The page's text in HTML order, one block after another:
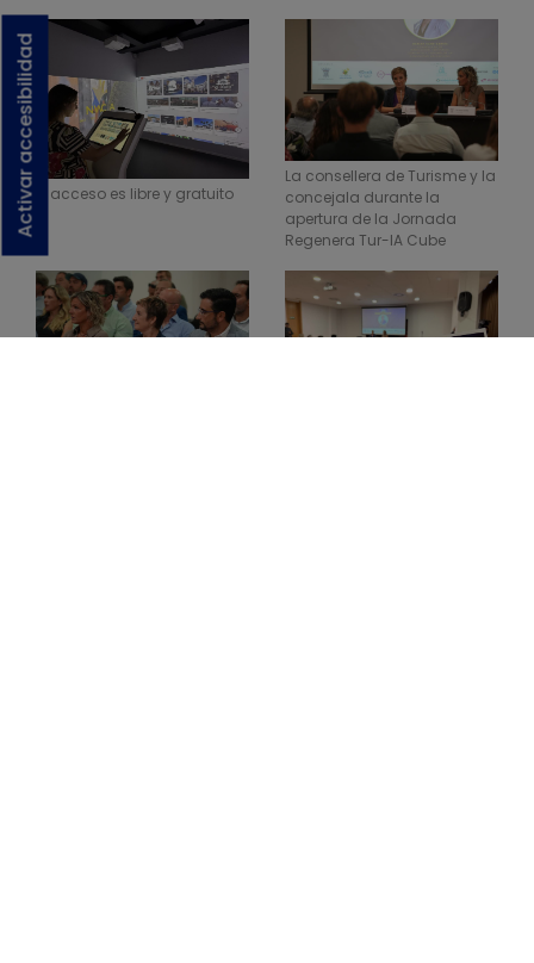
Activar accesibilidad El acceso es libre y gratuito
La consellera de Turisme y la
concejala durante la
apertura de la Jornada
Regenera Tur-IA Cube